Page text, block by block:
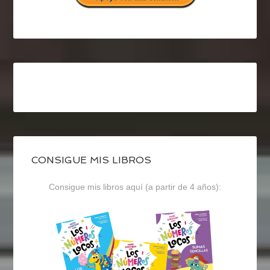
CONSIGUE MIS LIBROS
Consigue mis libros aquí (a partir de 4 años):